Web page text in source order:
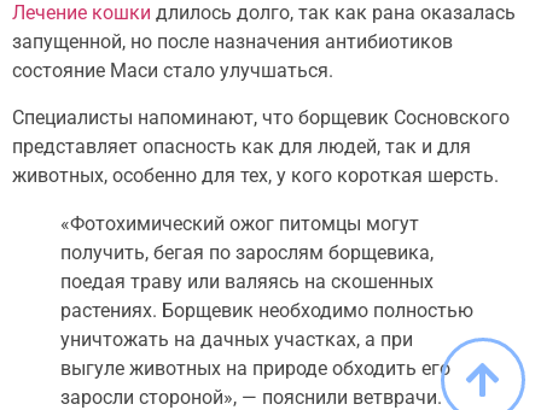
Лечение кошки длилось долго, так как рана оказалась
запущенной, но после назначения антибиотиков
состояние Маси стало улучшаться.
Специалисты напоминают, что борщевик Сосновского
представляет опасность как для людей, так и для
животных, особенно для тех, у кого короткая шерсть.
«Фотохимический ожог питомцы могут
получить, бегая по зарослям борщевика,
поедая траву или валяясь на скошенных
растениях. Борщевик необходимо полностью
уничтожать на дачных участках, а при
выгуле животных на природе обходить его
заросли стороной», — пояснили ветврачи.